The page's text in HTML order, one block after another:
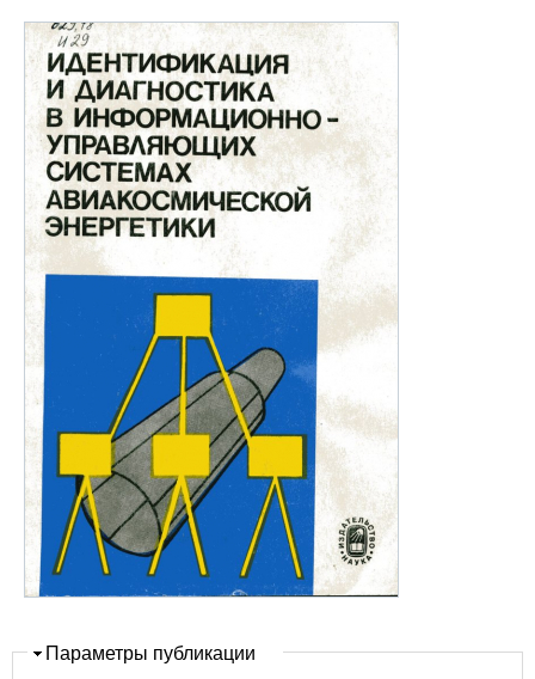
Скрыть
Параметры публикации